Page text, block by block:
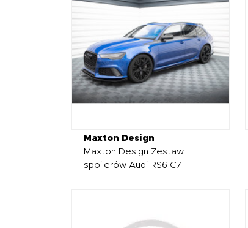
Maxton Design
Maxton Design Zestaw
spoilerów Audi RS6 C7